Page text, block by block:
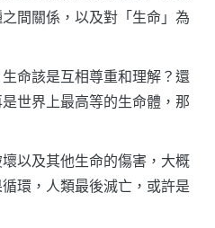
間關係，以及對「生命」為
命該是互相尊重和理解？還
世界上最高等的生命體，那
以及其他生命的傷害，大概
環，人類最後滅亡，或許是